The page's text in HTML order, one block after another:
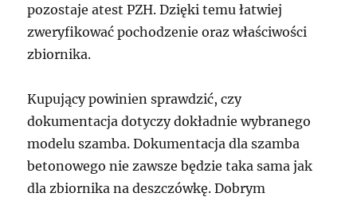
pozostaje atest PZH. Dzięki temu łatwiej
zweryfikować pochodzenie oraz właściwości
zbiornika.
Kupujący powinien sprawdzić, czy
dokumentacja dotyczy dokładnie wybranego
modelu szamba. Dokumentacja dla szamba
betonowego nie zawsze będzie taka sama jak
dla zbiornika na deszczówkę. Dobrym